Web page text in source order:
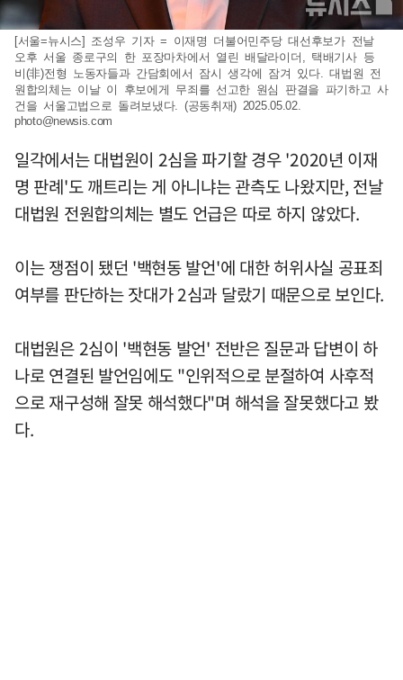
[서울=뉴시스] 조성우 기자 = 이재명 더불어민주당 대선후보가 전날
오후 서울 종로구의 한 포장마차에서 열린 배달라이더, 택배기사 등
비(非)전형 노동자들과 간담회에서 잠시 생각에 잠겨 있다. 대법원 전
원합의체는 이날 이 후보에게 무죄를 선고한 원심 판결을 파기하고 사
건을 서울고법으로 돌려보냈다. (공동취재) 2025.05.02.
photo@newsis.com
일각에서는 대법원이 2심을 파기할 경우 '2020년 이재
명 판례'도 깨트리는 게 아니냐는 관측도 나왔지만, 전날
대법원 전원합의체는 별도 언급은 따로 하지 않았다.
이는 쟁점이 됐던 '백현동 발언'에 대한 허위사실 공표죄
여부를 판단하는 잣대가 2심과 달랐기 때문으로 보인다.
대법원은 2심이 '백현동 발언' 전반은 질문과 답변이 하
나로 연결된 발언임에도 "인위적으로 분절하여 사후적
으로 재구성해 잘못 해석했다"며 해석을 잘못했다고 봤
다.